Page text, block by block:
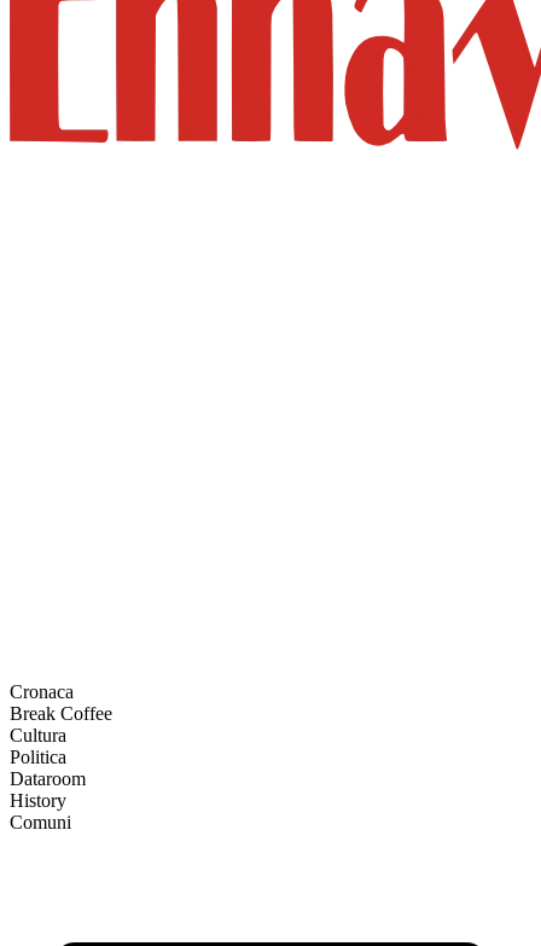
Cronaca
Break Coffee
Cultura
Politica
Dataroom
History
Comuni